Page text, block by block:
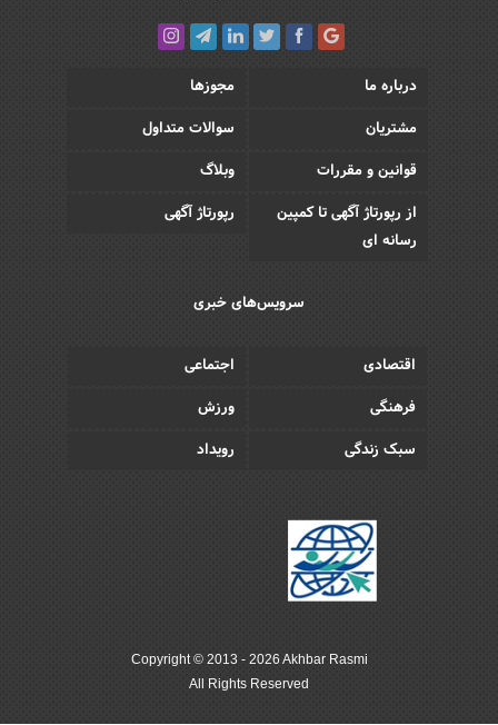
درباره ما
مجوزها
مشتریان
سوالات متداول
قوانین و مقررات
وبلاگ
از رپورتاژ آگهی تا کمپین
رسانه ای
رپورتاژ آگهی
سرویس‌های خبری
اقتصادی
اجتماعی
فرهنگی
ورزش
سبک زندگی
رویداد
Copyright © 2013 - 2026 Akhbar Rasmi
All Rights Reserved